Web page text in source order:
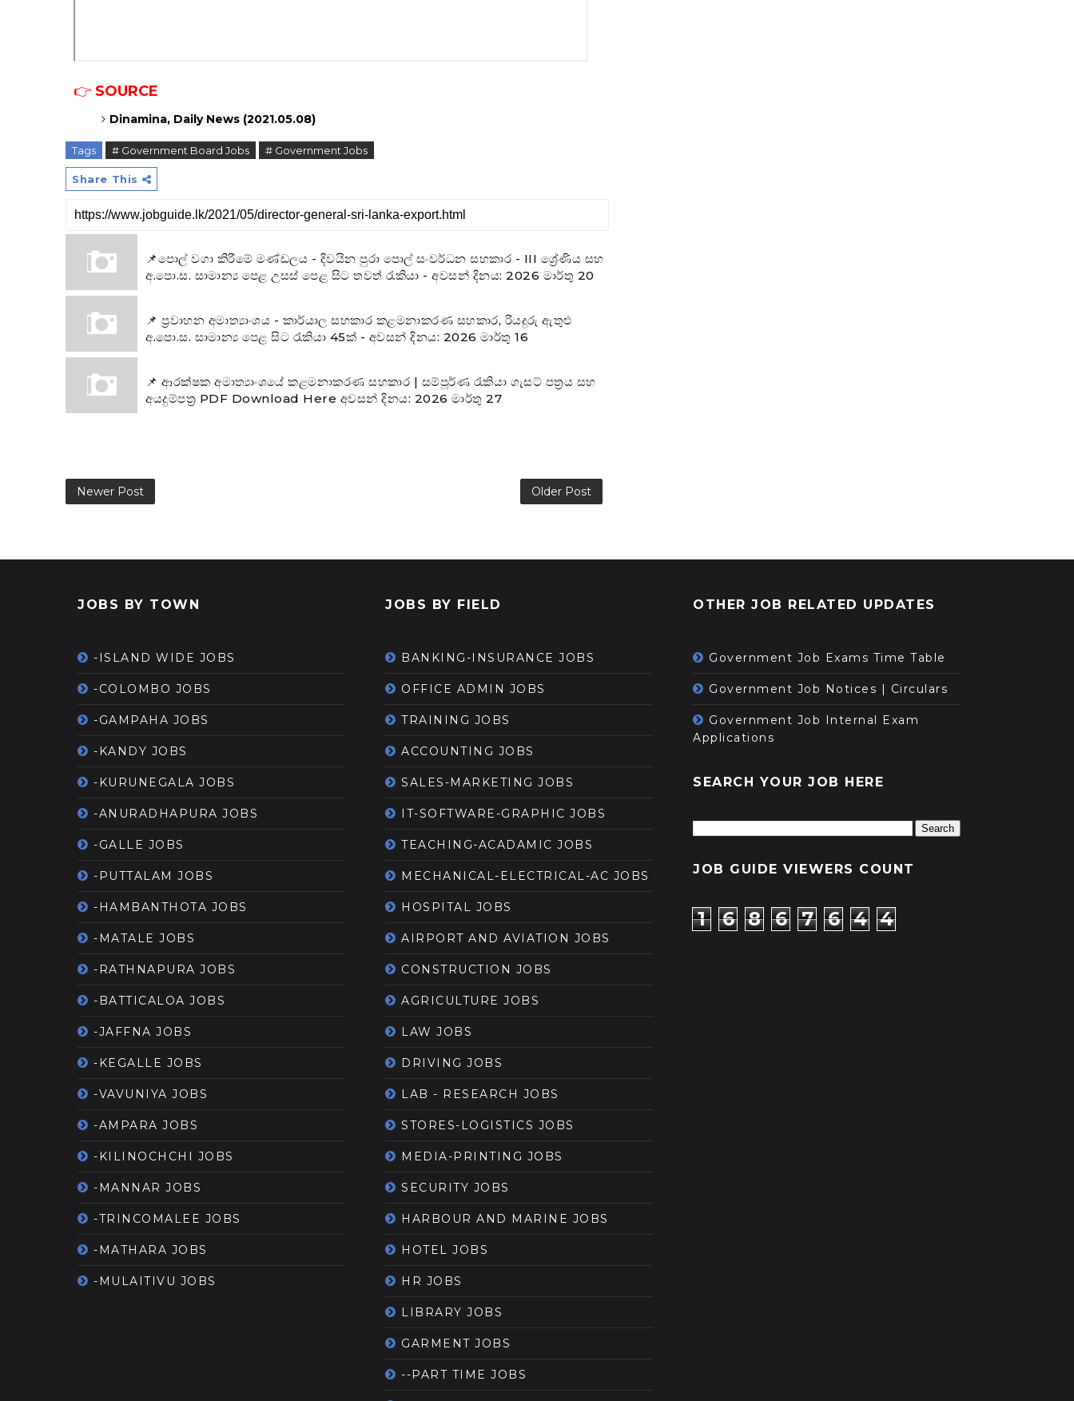
👉 SOURCE
Dinamina, Daily News (2021.05.08)
Tags # Government Board Jobs # Government Jobs
Share This
📌පොල් වගා කිරීමේ මණ්ඩලය - දිවයින පුරා පොල් සංවර්ධන සහකාර - III ශ්‍රේණිය සහ
අ.පො.ස. සාමාන්‍ය පෙළ උසස් පෙළ සිට තවත් රැකියා - අවසන් දිනය: 2026 මාර්තු 20
📌 ප්‍රවාහන අමාත්‍යාංශය - කාර්යාල සහකාර කළමනාකරණ සහකාර, රියදුරු ඇතුළු
අ.පො.ස. සාමාන්‍ය පෙළ සිට රැකියා 45ක් - අවසන් දිනය: 2026 මාර්තු 16
📌 ආරක්ෂක අමාත්‍යාංශයේ කළමනාකරණ සහකාර | සම්පූර්ණ රැකියා ගැසට් පත්‍රය සහ
අයදුම්පත්‍ර PDF Download Here අවසන් දිනය: 2026 මාර්තු 27
Newer Post Older Post
JOBS BY TOWN
-ISLAND WIDE JOBS
-COLOMBO JOBS
-GAMPAHA JOBS
-KANDY JOBS
-KURUNEGALA JOBS
-ANURADHAPURA JOBS
-GALLE JOBS
-PUTTALAM JOBS
-HAMBANTHOTA JOBS
-MATALE JOBS
-RATHNAPURA JOBS
-BATTICALOA JOBS
-JAFFNA JOBS
-KEGALLE JOBS
-VAVUNIYA JOBS
-AMPARA JOBS
-KILINOCHCHI JOBS
-MANNAR JOBS
-TRINCOMALEE JOBS
-MATHARA JOBS
-MULAITIVU JOBS
JOBS BY FIELD
BANKING-INSURANCE JOBS
OFFICE ADMIN JOBS
TRAINING JOBS
ACCOUNTING JOBS
SALES-MARKETING JOBS
IT-SOFTWARE-GRAPHIC JOBS
TEACHING-ACADAMIC JOBS
MECHANICAL-ELECTRICAL-AC JOBS
HOSPITAL JOBS
AIRPORT AND AVIATION JOBS
CONSTRUCTION JOBS
AGRICULTURE JOBS
LAW JOBS
DRIVING JOBS
LAB - RESEARCH JOBS
STORES-LOGISTICS JOBS
MEDIA-PRINTING JOBS
SECURITY JOBS
HARBOUR AND MARINE JOBS
HOTEL JOBS
HR JOBS
LIBRARY JOBS
GARMENT JOBS
--PART TIME JOBS
OTHER JOB RELATED UPDATES
Government Job Exams Time Table
Government Job Notices | Circulars
Government Job Internal Exam
Applications
SEARCH YOUR JOB HERE
JOB GUIDE VIEWERS COUNT
1 6 8 6 7 6 4 4